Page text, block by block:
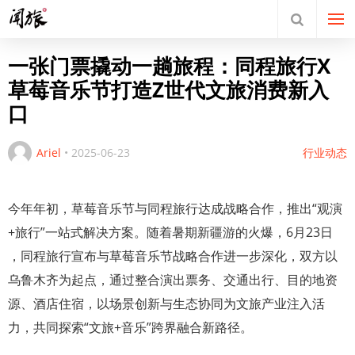
一张门票撬动一趟旅程：同程旅行X
草莓音乐节打造Z世代文旅消费新入
口
Ariel • 2025-06-23 行业动态
今年年初，草莓音乐节与同程旅行达成战略合作，推出“观演
+旅行”一站式解决方案。随着暑期新疆游的火爆，6月23日
，同程旅行宣布与草莓音乐节战略合作进一步深化，双方以
乌鲁木齐为起点，通过整合演出票务、交通出行、目的地资
源、酒店住宿，以场景创新与生态协同为文旅产业注入活
力，共同探索“文旅+音乐”跨界融合新路径。